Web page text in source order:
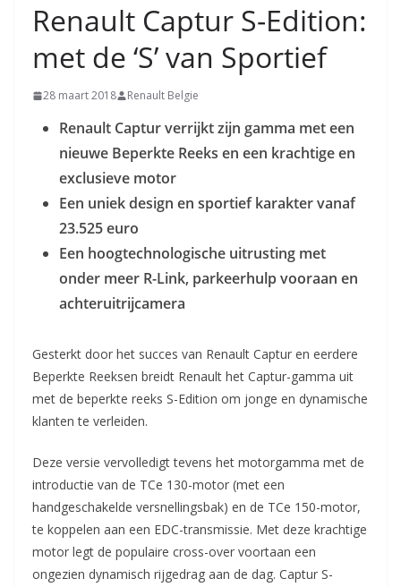
Renault Captur S-Edition:
met de ‘S’ van Sportief
28 maart 2018 Renault Belgie
Renault Captur verrijkt zijn gamma met een
nieuwe Beperkte Reeks en een krachtige en
exclusieve motor
Een uniek design en sportief karakter vanaf
23.525 euro
Een hoogtechnologische uitrusting met
onder meer R-Link, parkeerhulp vooraan en
achteruitrijcamera
Gesterkt door het succes van Renault Captur en eerdere
Beperkte Reeksen breidt Renault het Captur-gamma uit
met de beperkte reeks S-Edition om jonge en dynamische
klanten te verleiden.
Deze versie vervolledigt tevens het motorgamma met de
introductie van de TCe 130-motor (met een
handgeschakelde versnellingsbak) en de TCe 150-motor,
te koppelen aan een EDC-transmissie. Met deze krachtige
motor legt de populaire cross-over voortaan een
ongezien dynamisch rijgedrag aan de dag. Captur S-